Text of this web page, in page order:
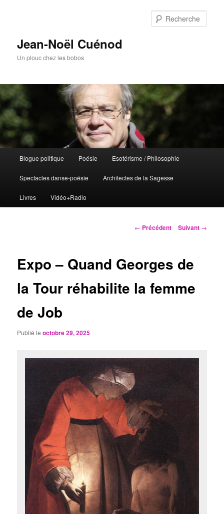
Jean-Noël Cuénod
Un plouc chez les bobos
Aller
au
contenu
Blogue politique Poésie Esotérisme / Philosophie
Spectacles danse-poésie Architectes de la Sagesse
Livres Vidéo+Radio
Navigation
← Précédent Suivant →
Expo – Quand Georges de
la Tour réhabilite la femme
de Job
Publié leoctobre 29, 2025